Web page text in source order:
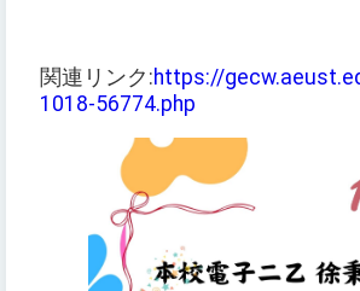
関連リンク:https://
1018-56774.php